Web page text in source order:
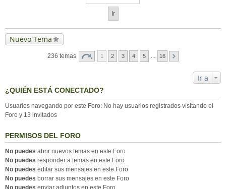
Nuevo Tema
236 temas 1 2 3 4 5 16
Ir a
¿QUIÉN ESTÁ CONECTADO?
Usuarios navegando por este Foro: No hay usuarios registrados visitando el
Foro y 13 invitados
PERMISOS DEL FORO
No puedes abrir nuevos temas en este Foro
No puedes responder a temas en este Foro
No puedes editar sus mensajes en este Foro
No puedes borrar sus mensajes en este Foro
No puedes enviar adjuntos en este Foro